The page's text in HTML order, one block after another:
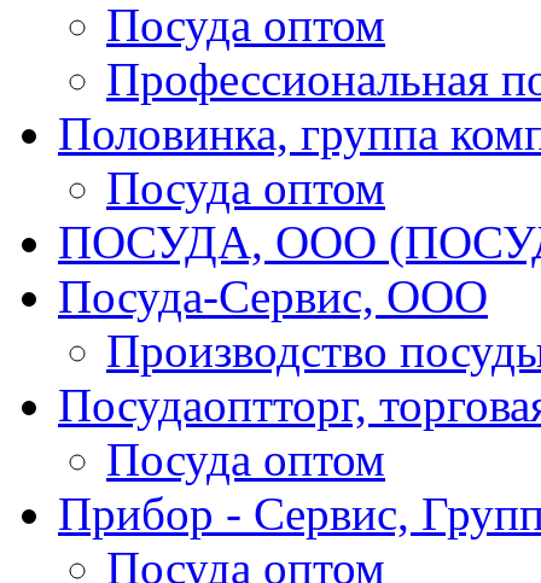
Посуда оптом
Профессиональная
Половинка, группа
Посуда оптом
ПОСУДА, ООО
Посуда-Сервис, ООО
Производство
Посудаоптторг,
Посуда оптом
Прибор - Сервис,
Посуда оптом